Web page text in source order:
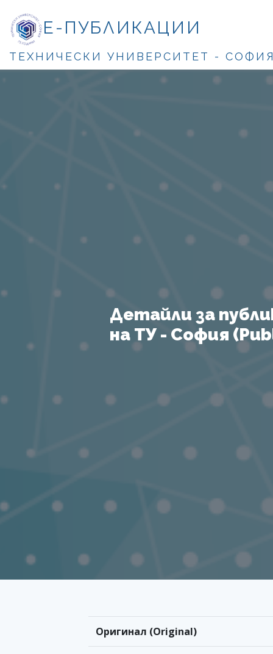
Е-ПУБЛИКАЦИИ
ТЕХНИЧЕСКИ УНИВЕРСИТЕТ -
Детайли за
на ТУ - София
Оригинал (Original)